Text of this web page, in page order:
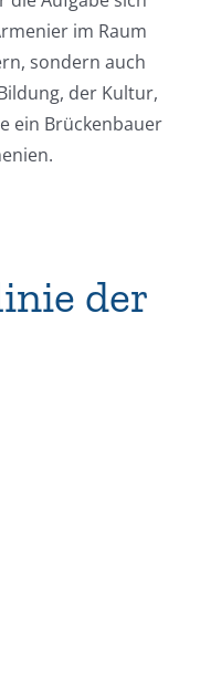
im Raum
sondern auch
der Kultur,
ein Brückenbauer
der